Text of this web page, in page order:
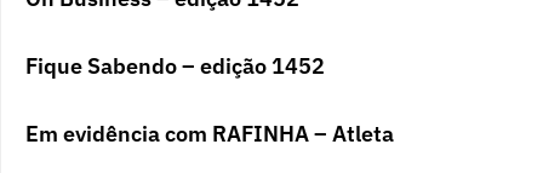
Fique Sabendo – edição 1452
Em evidência com RAFINHA – Atleta